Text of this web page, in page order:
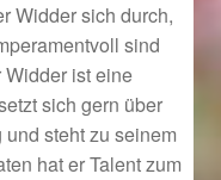
Widder sich durch,
sind
ist eine
sich gern über
steht zu seinem
hat er Talent zum